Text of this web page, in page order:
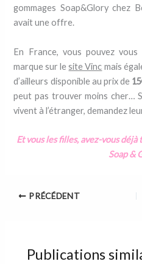
gommages Soap&Glory chez
avait une offre.
En France, vous pouvez
marque sur lesite Vinc mais
d’ailleurs disponible au prix de
peut pas trouver moins cher…
vivent à l’étranger, demandez
Et vous les filles, avez-vous
Soap &
PRÉCÉDENT
Publications